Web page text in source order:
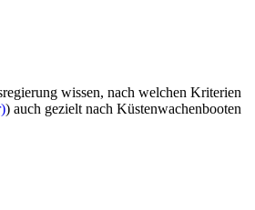
wissen, nach welchen Kriterien
) auch gezielt nach Küstenwachenbooten